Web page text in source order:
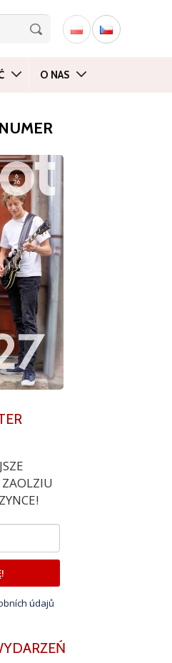
O NAS
údajů